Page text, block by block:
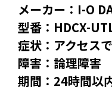
メーカー：I-O
型番：HDCX-
症状：アクセス
障害：論理障害
期間：24時間以